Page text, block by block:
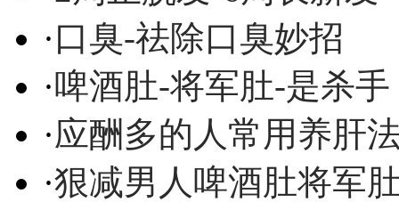
·口臭-祛除口臭妙招
·啤酒肚-将军肚-是杀手
·应酬多的人常用养肝
·狠减男人啤酒肚将军